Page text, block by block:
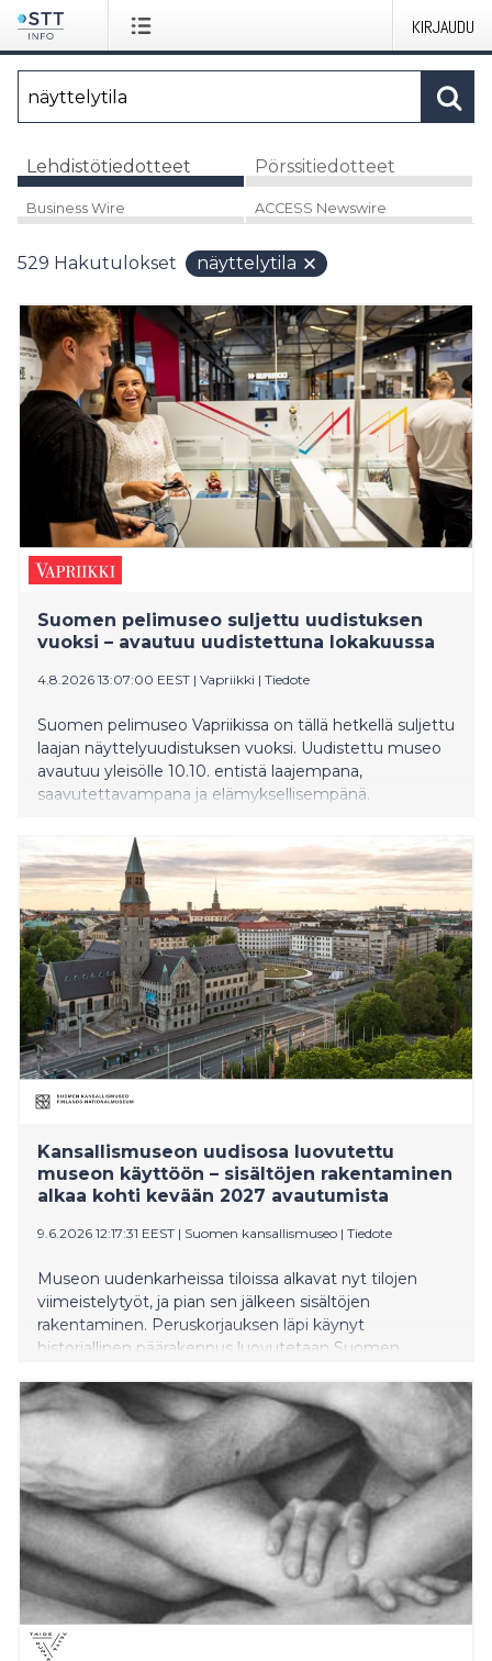
KIRJAUDU
Lehdistötiedotteet Pörssitiedotteet
Business Wire ACCESS Newswire
529 Hakutulokset näyttelytila
Suomen pelimuseo suljettu uudistuksen
vuoksi – avautuu uudistettuna lokakuussa
4.8.2026 13:07:00 EEST | Vapriikki | Tiedote
Suomen pelimuseo Vapriikissa on tällä hetkellä suljettu
laajan näyttelyuudistuksen vuoksi. Uudistettu museo
avautuu yleisölle 10.10. entistä laajempana,
saavutettavampana ja elämyksellisempänä.
Kansallismuseon uudisosa luovutettu
museon käyttöön – sisältöjen rakentaminen
alkaa kohti kevään 2027 avautumista
9.6.2026 12:17:31 EEST | Suomen kansallismuseo | Tiedote
Museon uudenkarheissa tiloissa alkavat nyt tilojen
viimeistelytyöt, ja pian sen jälkeen sisältöjen
rakentaminen. Peruskorjauksen läpi käynyt
historiallinen päärakennus luovutetaan Suomen
yleisölle huhtikuussa 2027.